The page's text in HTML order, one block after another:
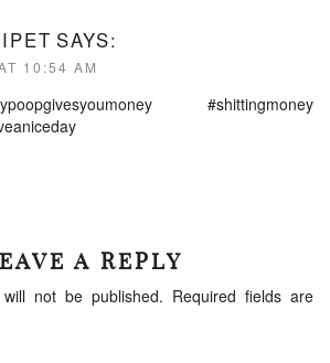
SAYS:
10:54 AM
#shittingmoney
A REPLY
not be published. Required fields are